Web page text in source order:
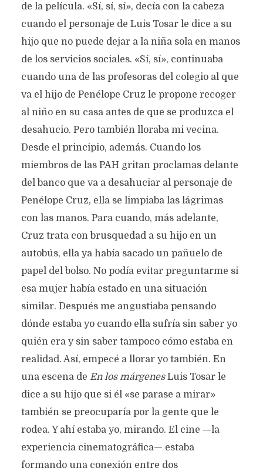
de la película. «Sí, sí, sí», decía con la cabeza
cuando el personaje de Luis Tosar le dice a su
hijo que no puede dejar a la niña sola en manos
de los servicios sociales. «Sí, sí», continuaba
cuando una de las profesoras del colegio al que
va el hijo de Penélope Cruz le propone recoger
al niño en su casa antes de que se produzca el
desahucio. Pero también lloraba mi vecina.
Desde el principio, además. Cuando los
miembros de las PAH gritan proclamas delante
del banco que va a desahuciar al personaje de
Penélope Cruz, ella se limpiaba las lágrimas
con las manos. Para cuando, más adelante,
Cruz trata con brusquedad a su hijo en un
autobús, ella ya había sacado un pañuelo de
papel del bolso. No podía evitar preguntarme si
esa mujer había estado en una situación
similar. Después me angustiaba pensando
dónde estaba yo cuando ella sufría sin saber yo
quién era y sin saber tampoco cómo estaba en
realidad. Así, empecé a llorar yo también. En
una escena de En los márgenesLuis Tosar le
dice a su hijo que si él «se parase a mirar»
también se preocuparía por la gente que le
rodea. Y ahí estaba yo, mirando. El cine —la
experiencia cinematográfica— estaba
formando una conexión entre dos